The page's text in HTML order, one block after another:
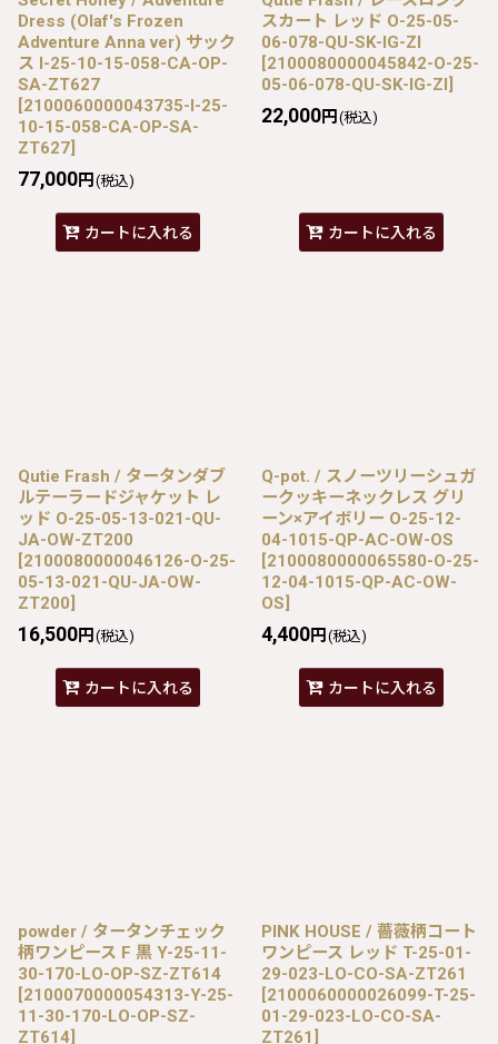
Dress (Olaf's Frozen
Adventure Anna ver) サック
ス I-25-10-15-058-CA-OP-
SA-ZT627
[2100060000043735-I-25-
10-15-058-CA-OP-SA-
ZT627]
77,000円 (税込)
カートに入れる
スカート レッド O-25-05-
06-078-QU-SK-IG-ZI
[2100080000045842-O-25-
05-06-078-QU-SK-IG-ZI]
22,000円 (税込)
カートに入れる
Qutie Frash / タータンダブ
ルテーラードジャケット レ
ッド O-25-05-13-021-QU-
JA-OW-ZT200
[2100080000046126-O-25-
05-13-021-QU-JA-OW-
ZT200]
16,500円 (税込)
カートに入れる
Q-pot. / スノーツリーシュガ
ークッキーネックレス グリ
ーン×アイボリー O-25-12-
04-1015-QP-AC-OW-OS
[2100080000065580-O-25-
12-04-1015-QP-AC-OW-
OS]
4,400円 (税込)
カートに入れる
powder / タータンチェック
柄ワンピース F 黒 Y-25-11-
30-170-LO-OP-SZ-ZT614
[2100070000054313-Y-25-
11-30-170-LO-OP-SZ-
ZT614]
PINK HOUSE / 薔薇柄コート
ワンピース レッド T-25-01-
29-023-LO-CO-SA-ZT261
[2100060000026099-T-25-
01-29-023-LO-CO-SA-
ZT261 ]